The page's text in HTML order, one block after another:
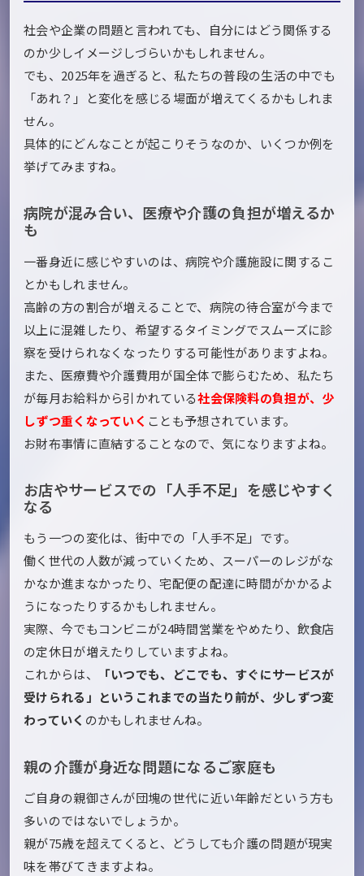
社会や企業の問題と言われても、自分にはどう関係する
のか少しイメージしづらいかもしれません。
でも、2025年を過ぎると、私たちの普段の生活の中でも
「あれ？」と変化を感じる場面が増えてくるかもしれま
せん。
具体的にどんなことが起こりそうなのか、いくつか例を
挙げてみますね。
病院が混み合い、医療や介護の負担が増えるか
も
一番身近に感じやすいのは、病院や介護施設に関するこ
とかもしれません。
高齢の方の割合が増えることで、病院の待合室が今まで
以上に混雑したり、希望するタイミングでスムーズに診
察を受けられなくなったりする可能性がありますよね。
また、医療費や介護費用が国全体で膨らむため、私たち
が毎月お給料から引かれている社会保険料の負担が、少
しずつ重くなっていく ことも予想されています。
お財布事情に直結することなので、気になりますよね。
お店やサービスでの「人手不足」を感じやすく
なる
もう一つの変化は、街中での「人手不足」です。
働く世代の人数が減っていくため、スーパーのレジがな
かなか進まなかったり、宅配便の配達に時間がかかるよ
うになったりするかもしれません。
実際、今でもコンビニが24時間営業をやめたり、飲食店
の定休日が増えたりしていますよね。
これからは、
「いつでも、どこでも、すぐにサービスが
受けられる」というこれまでの当たり前が、少しずつ変
わっていく のかもしれませんね。
親の介護が身近な問題になるご家庭も
ご自身の親御さんが団塊の世代に近い年齢だという方も
多いのではないでしょうか。
親が75歳を超えてくると、どうしても介護の問題が現実
味を帯びてきますよね。